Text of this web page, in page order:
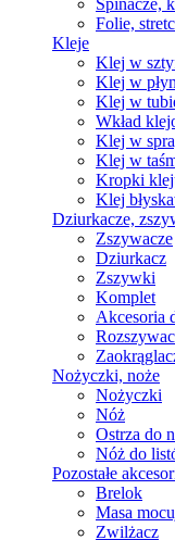
Spinacze,
Folie,
Kleje
Klej w
Klej w
Klej w
Wkład
Klej w
Klej w
Kropki
Klej
Dziurkacze,
Zszywacze
Dziurkacz
Zszywki
Komplet
Akcesoria
Nożyczki, noże
Nożyczki
Nóż
Ostrza do
Nóż do
Pozostałe
Brelok
Masa
Zwilżacz